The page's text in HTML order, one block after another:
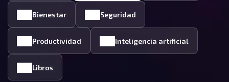
Bienestar Seguridad
Productividad Inteligencia artificial
Libros